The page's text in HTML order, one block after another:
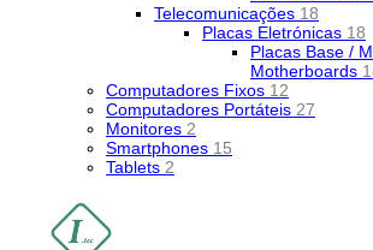
Telecomunicações 18
Placas Eletrónicas 18
Placas Base /
Motherboards
Computadores Fixos 12
Computadores Portáteis 27
Monitores 2
Smartphones 15
Tablets 2